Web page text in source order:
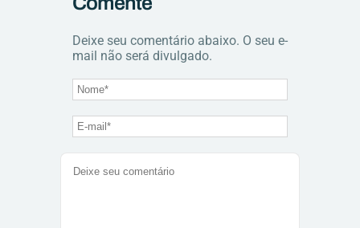
Deixe seu comentário abaixo. O seu e-
mail não será divulgado.